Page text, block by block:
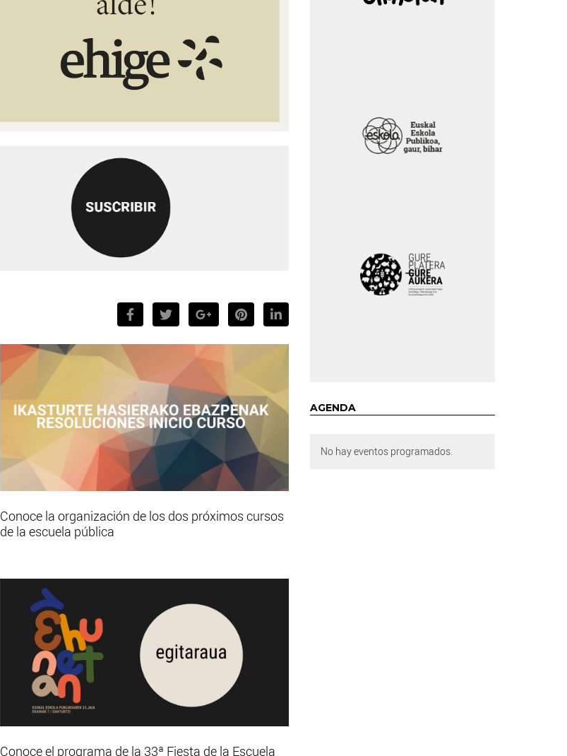
Conoce la organización de los dos próximos cursos
de la escuela pública
Conoce el programa de la 33ª Fiesta de la Escuela
AGENDA
No hay eventos programados.